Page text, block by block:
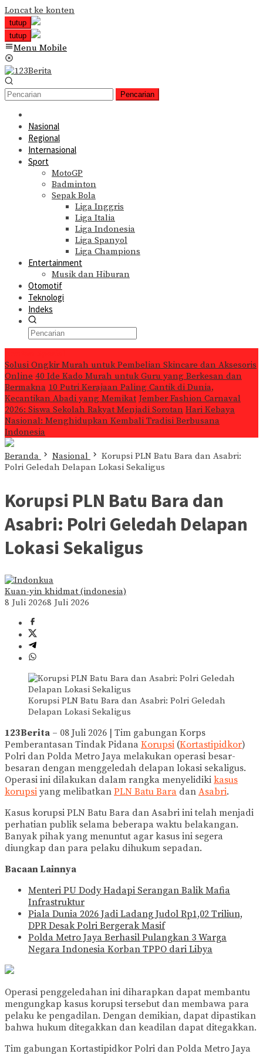
Loncat ke konten
tutup
tutup
Menu Mobile
Pencarian
Nasional
Regional
Internasional
Sport
MotoGP
Badminton
Sepak Bola
Liga Inggris
Liga Italia
Liga Indonesia
Liga Spanyol
Liga Champions
Entertainment
Musik dan Hiburan
Otomotif
Teknologi
Indeks
Solusi Ongkir Murah untuk Pembelian Skincare dan Aksesoris
Online 40 Ide Kado Murah untuk Guru yang Berkesan dan
Bermakna 10 Putri Kerajaan Paling Cantik di Dunia,
Kecantikan Abadi yang Memikat Jember Fashion Carnaval
2026: Siswa Sekolah Rakyat Menjadi Sorotan Hari Kebaya
Nasional: Menghidupkan Kembali Tradisi Berbusana
Indonesia
Beranda Nasional
Korupsi PLN Batu Bara dan Asabri:
Polri Geledah Delapan Lokasi Sekaligus
Korupsi PLN Batu Bara dan
Asabri: Polri Geledah Delapan
Lokasi Sekaligus
Kuan-yin khidmat (indonesia)
8 Juli 20268 Juli 2026
Korupsi PLN Batu Bara dan Asabri: Polri Geledah
Delapan Lokasi Sekaligus
123Berita – 08 Juli 2026 | Tim gabungan Korps
Pemberantasan Tindak Pidana Korupsi (Kortastipidkor)
Polri dan Polda Metro Jaya melakukan operasi besar-
besaran dengan menggeledah delapan lokasi sekaligus.
Operasi ini dilakukan dalam rangka menyelidiki kasus
korupsi yang melibatkan PLN Batu Bara dan Asabri.
Kasus korupsi PLN Batu Bara dan Asabri ini telah menjadi
perhatian publik selama beberapa waktu belakangan.
Banyak pihak yang menuntut agar kasus ini segera
diungkap dan para pelaku dihukum sepadan.
Bacaan Lainnya
Menteri PU Dody Hadapi Serangan Balik Mafia
Infrastruktur
Piala Dunia 2026 Jadi Ladang Judol Rp1,02 Triliun,
DPR Desak Polri Bergerak Masif
Polda Metro Jaya Berhasil Pulangkan 3 Warga
Negara Indonesia Korban TPPO dari Libya
Operasi penggeledahan ini diharapkan dapat membantu
mengungkap kasus korupsi tersebut dan membawa para
pelaku ke pengadilan. Dengan demikian, dapat dipastikan
bahwa hukum ditegakkan dan keadilan dapat ditegakkan.
Tim gabungan Kortastipidkor Polri dan Polda Metro Jaya